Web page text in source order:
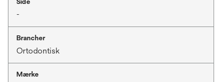
-
Brancher
Ortodontisk
Mærke